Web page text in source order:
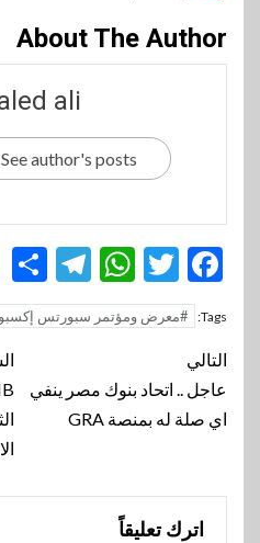
About The Author
ali
See author's posts
Facebook
Twitter
Tags: #معرض ومؤتمر سبورتس إكسبو 2025 #وصله إقتصادية
تنقل
المقالة
التالي
عاجل .. اتحاد بنوك مصر ينفي
اي صلة له بمنصة GRA
اترك تعليقاً